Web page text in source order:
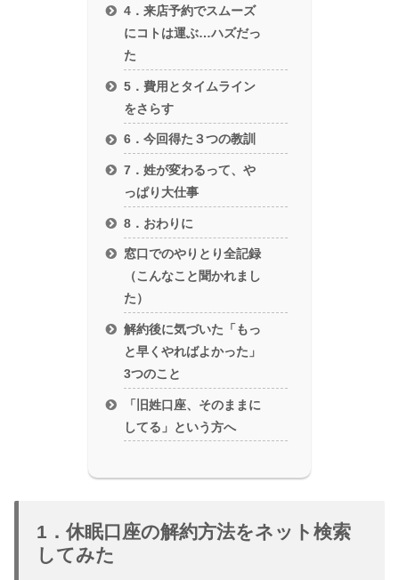
4．来店予約でスムーズ
にコトは運ぶ…ハズだっ
た
5．費用とタイムライン
をさらす
6．今回得た３つの教訓
7．姓が変わるって、や
っぱり大仕事
8．おわりに
窓口でのやりとり全記録
（こんなこと聞かれまし
た）
解約後に気づいた「もっ
と早くやればよかった」
3つのこと
「旧姓口座、そのままに
してる」という方へ
1．休眠口座の解約方法をネット検索
してみた